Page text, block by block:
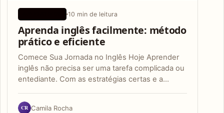
10 min de leitura
Aprenda inglês facilmente: método
prático e eficiente
Comece Sua Jornada no Inglês Hoje Aprender
inglês não precisa ser uma tarefa complicada ou
entediante. Com as estratégias certas e a…
CR Camila Rocha